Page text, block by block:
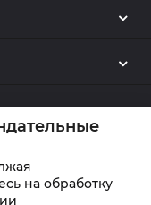
на обработку